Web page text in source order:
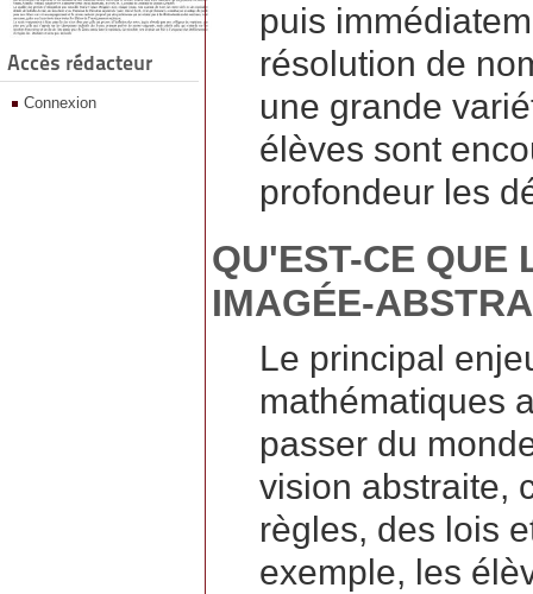
Accès rédacteur
Connexion
puis
résolution de
une grande
élèves sont
profondeur les
QU'EST-CE QUE
IMAGÉE-
Le principal
mathématiques
passer du
vision abstraite,
règles, des lois
exemple, les